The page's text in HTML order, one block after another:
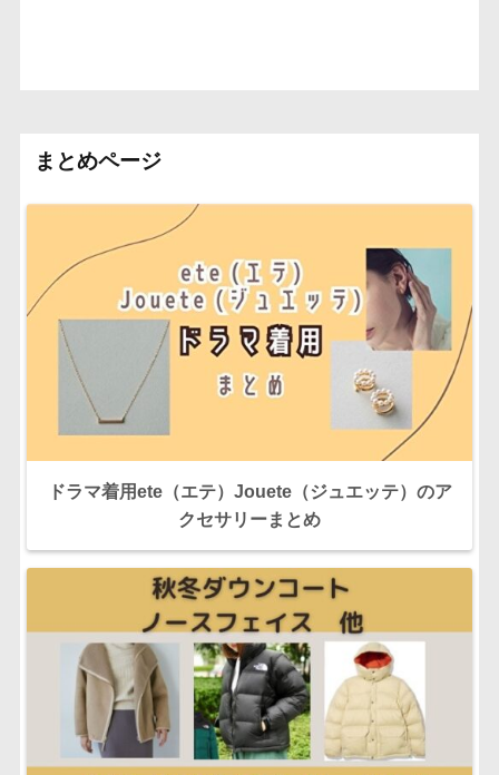
まとめページ
ドラマ着用ete（エテ）Jouete（ジュエッテ）のア
クセサリーまとめ